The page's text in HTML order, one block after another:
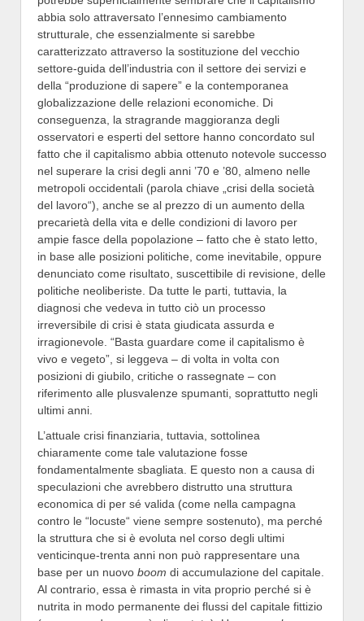
abbia solo attraversato l’ennesimo cambiamento
strutturale, che essenzialmente si sarebbe
caratterizzato attraverso la sostituzione del vecchio
settore-guida dell’industria con il settore dei servizi e
della “produzione di sapere” e la contemporanea
globalizzazione delle relazioni economiche. Di
conseguenza, la stragrande maggioranza degli
osservatori e esperti del settore hanno concordato sul
fatto che il capitalismo abbia ottenuto notevole successo
nel superare la crisi degli anni ’70 e ’80, almeno nelle
metropoli occidentali (parola chiave „crisi della società
del lavoro“), anche se al prezzo di un aumento della
precarietà della vita e delle condizioni di lavoro per
ampie fasce della popolazione – fatto che è stato letto,
in base alle posizioni politiche, come inevitabile, oppure
denunciato come risultato, suscettibile di revisione, delle
politiche neoliberiste. Da tutte le parti, tuttavia, la
diagnosi che vedeva in tutto ciò un processo
irreversibile di crisi è stata giudicata assurda e
irragionevole. “Basta guardare come il capitalismo è
vivo e vegeto”, si leggeva – di volta in volta con
posizioni di giubilo, critiche o rassegnate – con
riferimento alle plusvalenze spumanti, soprattutto negli
ultimi anni.
L’attuale crisi finanziaria, tuttavia, sottolinea
chiaramente come tale valutazione fosse
fondamentalmente sbagliata. E questo non a causa di
speculazioni che avrebbero distrutto una struttura
economica di per sé valida (come nella campagna
contro le “locuste“ viene sempre sostenuto), ma perché
la struttura che si è evoluta nel corso degli ultimi
venticinque-trenta anni non può rappresentare una
base per un nuovo boom di accumulazione del capitale.
Al contrario, essa è rimasta in vita proprio perché si è
nutrita in modo permanente dei flussi del capitale fittizio